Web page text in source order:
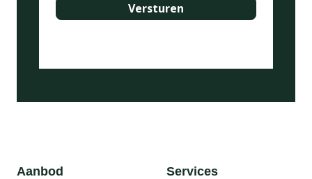
Aanbod Services